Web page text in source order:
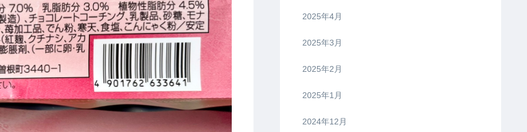
2025年4月
2025年3月
2025年2月
2025年1月
2024年12月